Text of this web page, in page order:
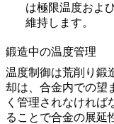
は極限温度およ
維持します。
鍛造中の温度管理
温度制御は荒削り鍛
却は、合金内での望
く管理されなければ
ることで合金の展延